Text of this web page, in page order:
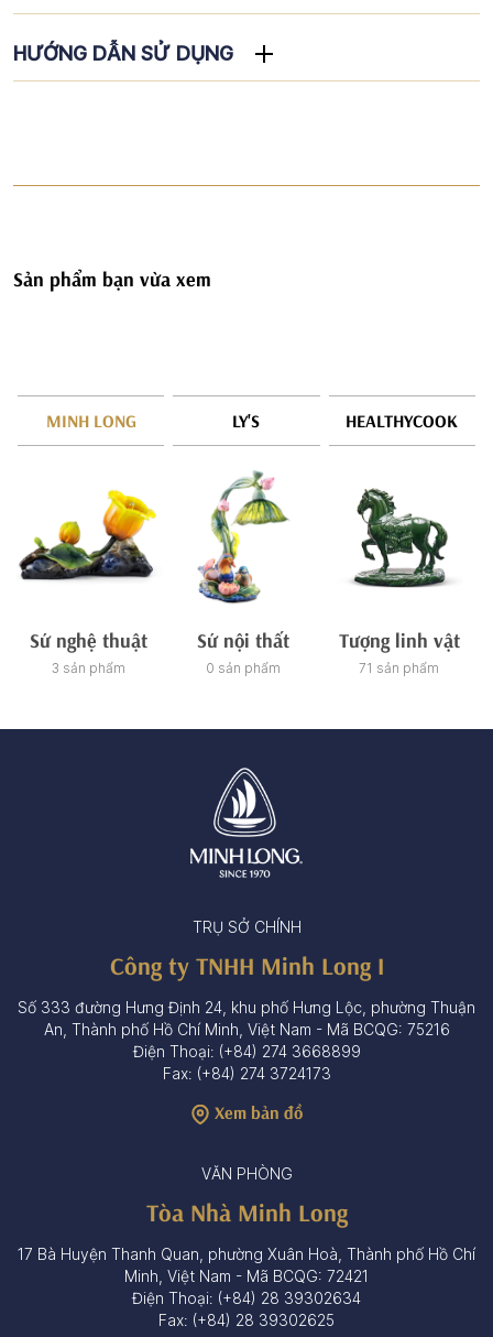
HƯỚNG DẪN SỬ DỤNG
Sản phẩm bạn vừa xem
MINH LONG LY'S HEALTHYCOOK
Sứ nghệ thuật
3 sản phẩm
Sứ nội thất
0 sản phẩm
Tượng linh vật
71 sản phẩm
TRỤ SỞ CHÍNH
Công ty TNHH Minh Long I
Số 333 đường Hưng Định 24, khu phố Hưng Lộc, phường Thuận
An, Thành phố Hồ Chí Minh, Việt Nam - Mã BCQG: 75216
Điện Thoại: (+84) 274 3668899
Fax: (+84) 274 3724173
Xem bản đồ
VĂN PHÒNG
Tòa Nhà Minh Long
17 Bà Huyện Thanh Quan, phường Xuân Hoà, Thành phố Hồ Chí
Minh, Việt Nam - Mã BCQG: 72421
Điện Thoại: (+84) 28 39302634
Fax: (+84) 28 39302625